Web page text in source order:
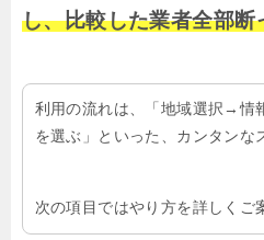
し、比較した業者全部
利用の流れは、「地域選択→情
を選ぶ」といった、カンタンな
次の項目ではやり方を詳しくご